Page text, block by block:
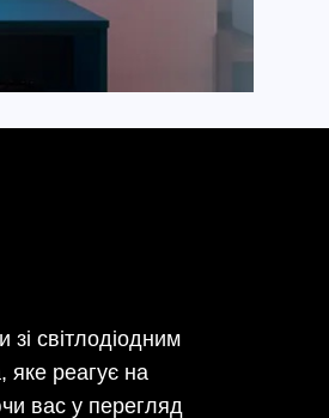
світлодіодним
яке реагує на
вас у перегляд